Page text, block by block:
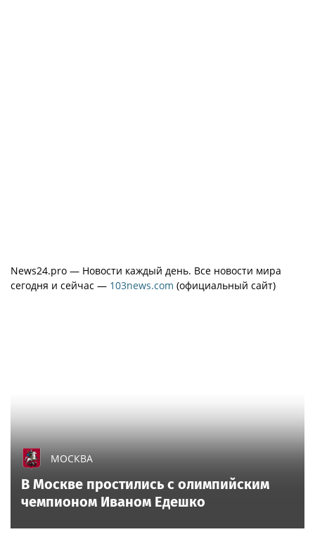
News24.pro — Новости каждый день. Все новости мира
сегодня и сейчас — 103news.com (официальный сайт)
МОСКВА
В Москве простились с олимпийским
чемпионом Иваном Едешко